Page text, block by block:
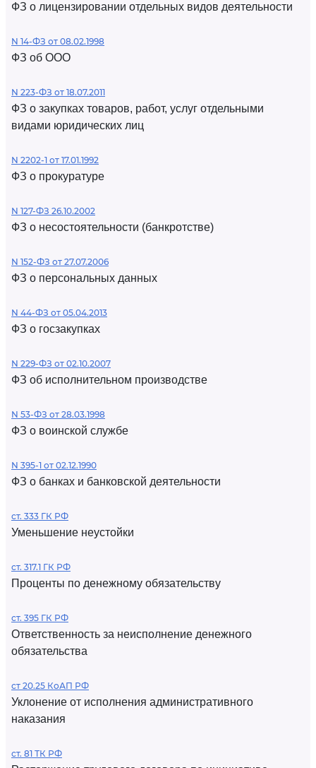
ФЗ о лицензировании отдельных видов деятельности
N 14-ФЗ от 08.02.1998
ФЗ об ООО
N 223-ФЗ от 18.07.2011
ФЗ о закупках товаров, работ, услуг отдельными
видами юридических лиц
N 2202-1 от 17.01.1992
ФЗ о прокуратуре
N 127-ФЗ 26.10.2002
ФЗ о несостоятельности (банкротстве)
N 152-ФЗ от 27.07.2006
ФЗ о персональных данных
N 44-ФЗ от 05.04.2013
ФЗ о госзакупках
N 229-ФЗ от 02.10.2007
ФЗ об исполнительном производстве
N 53-ФЗ от 28.03.1998
ФЗ о воинской службе
N 395-1 от 02.12.1990
ФЗ о банках и банковской деятельности
ст. 333 ГК РФ
Уменьшение неустойки
ст. 317.1 ГК РФ
Проценты по денежному обязательству
ст. 395 ГК РФ
Ответственность за неисполнение денежного
обязательства
ст 20.25 КоАП РФ
Уклонение от исполнения административного
наказания
ст. 81 ТК РФ